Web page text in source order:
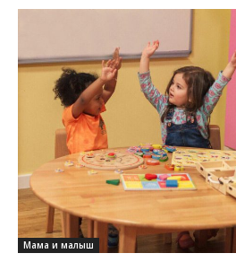
Мама и малыш